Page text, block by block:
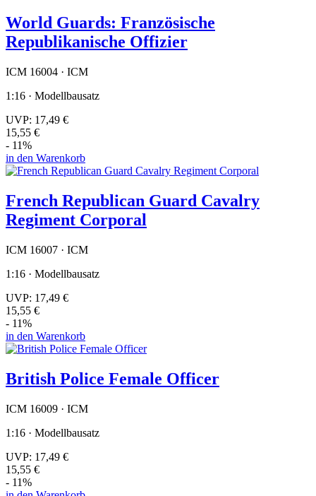
World Guards: Französische
Republikanische Offizier
ICM 16004 · ICM
1:16 · Modellbausatz
UVP: 17,49 €
15,55 €
- 11%
in den Warenkorb
French Republican Guard Cavalry
Regiment Corporal
ICM 16007 · ICM
1:16 · Modellbausatz
UVP: 17,49 €
15,55 €
- 11%
in den Warenkorb
British Police Female Officer
ICM 16009 · ICM
1:16 · Modellbausatz
UVP: 17,49 €
15,55 €
- 11%